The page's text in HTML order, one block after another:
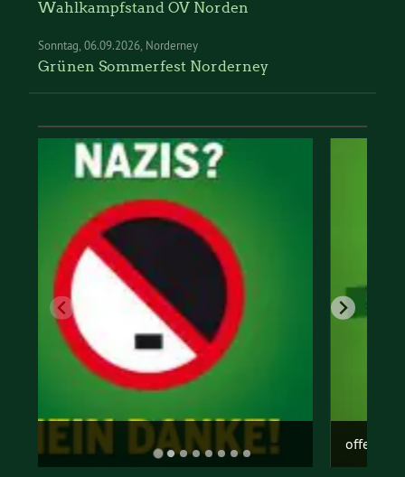
Wahlkampfstand OV Norden
Sonntag 06.09.2026 Norderney
Grünen Sommerfest Norderney
offene gesellschaft